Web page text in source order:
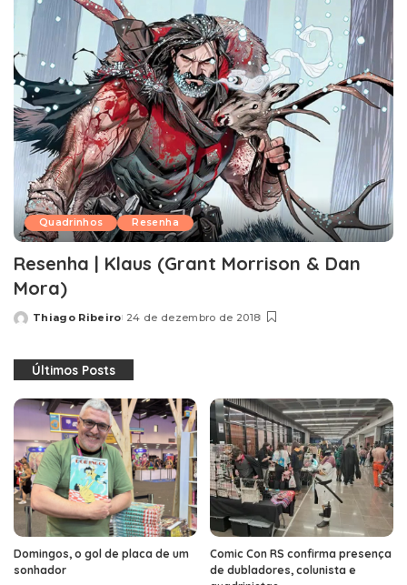
Quadrinhos Resenha
Resenha | Klaus (Grant Morrison & Dan
Mora)
Posted
Thiago Ribeiro 24 de dezembro de 2018
Últimos Posts
Domingos, o gol de placa de um
sonhador
Comic Con RS confirma presença
de dubladores, colunista e